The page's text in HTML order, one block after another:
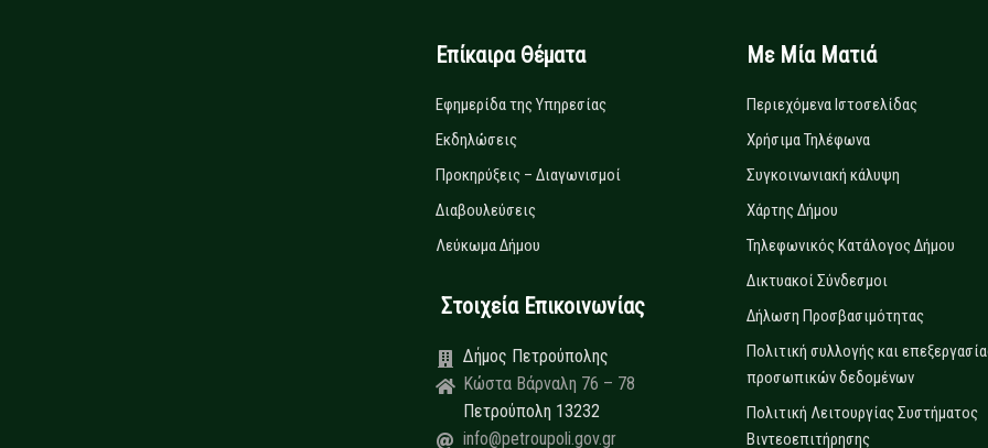
Επίκαιρα Θέματα
Εφημερίδα της Υπηρεσίας
Εκδηλώσεις
Προκηρύξεις – Διαγωνισμοί
Διαβουλεύσεις
Λεύκωμα Δήμου
Στοιχεία Επικοινωνίας
Δήμος Πετρούπολης
Κώστα Βάρναλη 76 – 78
Πετρούπολη 13232
info@petroupoli.gov.gr
Με Μία Ματιά
Περιεχόμενα Ιστοσελίδας
Χρήσιμα Τηλέφωνα
Συγκοινωνιακή κάλυψη
Χάρτης Δήμου
Τηλεφωνικός Κατάλογος Δήμου
Δικτυακοί Σύνδεσμοι
Δήλωση Προσβασιμότητας
Πολιτική συλλογής και
προσωπικών δεδομένων
Πολιτική Λειτουργίας Συστήματος
Βιντεοεπιτήρησης